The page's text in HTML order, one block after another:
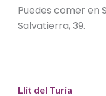
Puedes comer en
Salvatierra, 39.
Llit del Turia